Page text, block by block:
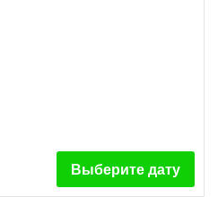
Выберите дату